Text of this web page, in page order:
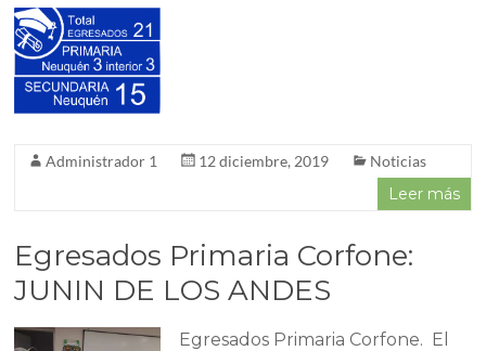
Administrador 1 12 diciembre, 2019 Noticias
Leer más
Egresados Primaria Corfone:
JUNIN DE LOS ANDES
Egresados Primaria Corfone. El